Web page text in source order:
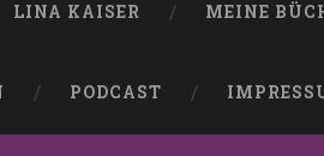
LINA KAISER MEINE
PODCAST